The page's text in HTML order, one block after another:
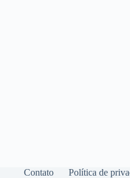
Contato Política de